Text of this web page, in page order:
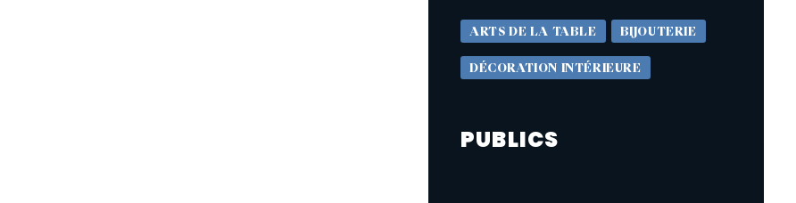
ARTS DE LA TABLE BIJOUTERIE
DÉCORATION INTÉRIEURE
PUBLICS